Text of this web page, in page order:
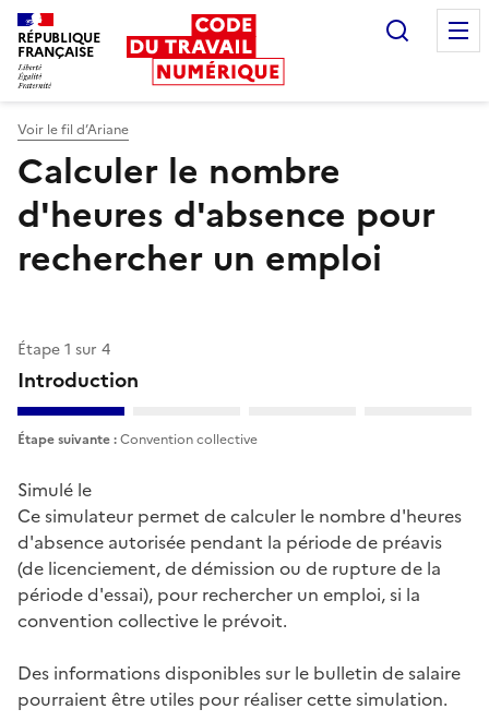
RÉPUBLIQUE
FRANÇAISE
Voir le fil d’Ariane
Calculer le nombre
d'heures d'absence pour
rechercher un emploi
Introduction
Étape1 sur 4
Étape suivante :Convention collective
Simulé le
Ce simulateur permet de calculer le nombre d'heures
d'absence autorisée pendant la période de préavis
(de licenciement, de démission ou de rupture de la
période d'essai), pour rechercher un emploi, si la
convention collective le prévoit.
Des informations disponibles sur le bulletin de salaire
pourraient être utiles pour réaliser cette simulation.